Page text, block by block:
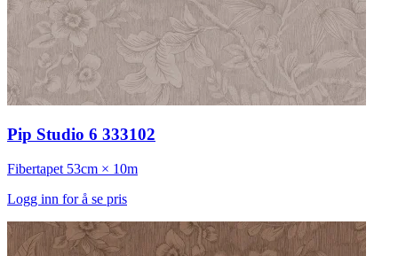
Pip Studio 6 333102
Fibertapet 53cm × 10m
Logg inn for å se pris